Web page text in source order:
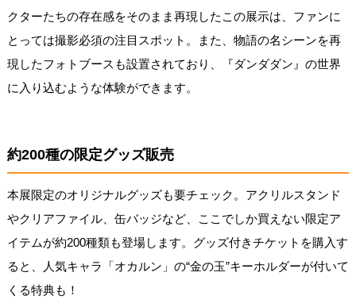
クターたちの存在感をそのまま再現したこの展示は、ファンに
とっては撮影必須の注目スポット。また、物語の名シーンを再
現したフォトブースも設置されており、『ダンダダン』の世界
に入り込むような体験ができます。
約200種の限定グッズ販売
本展限定のオリジナルグッズも要チェック。アクリルスタンド
やクリアファイル、缶バッジなど、ここでしか買えない限定ア
イテムが約200種類も登場します。グッズ付きチケットを購入す
ると、人気キャラ「オカルン」の“金の玉”キーホルダーが付いて
くる特典も！